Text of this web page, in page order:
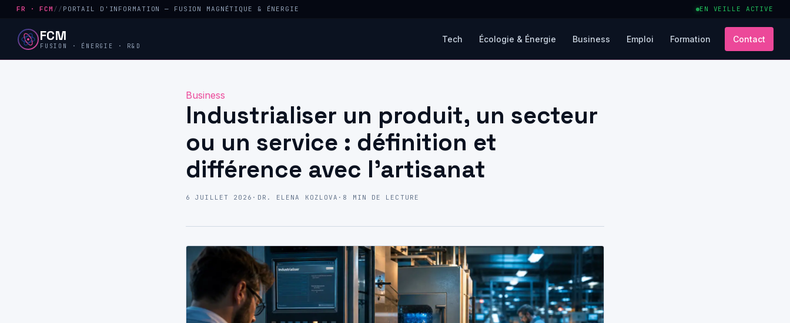
FR · FCM // PORTAIL D'INFORMATION — FUSION MAGNÉTIQUE & ÉNERGIE EN VEILLE ACTIVE
FCM
FUSION · ÉNERGIE · R&D
Tech Écologie & Énergie Business Emploi Formation Contact
Business
Industrialiser un produit, un secteur
ou un service : définition et
différence avec l’artisanat
6 JUILLET 2026 · DR. ELENA KOZLOVA · 8 MIN DE LECTURE